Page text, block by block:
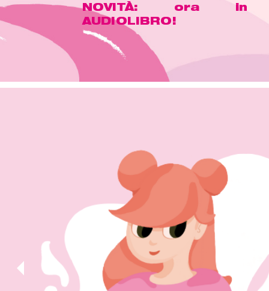
NOVITÀ: ora in
AUDIOLIBRO!